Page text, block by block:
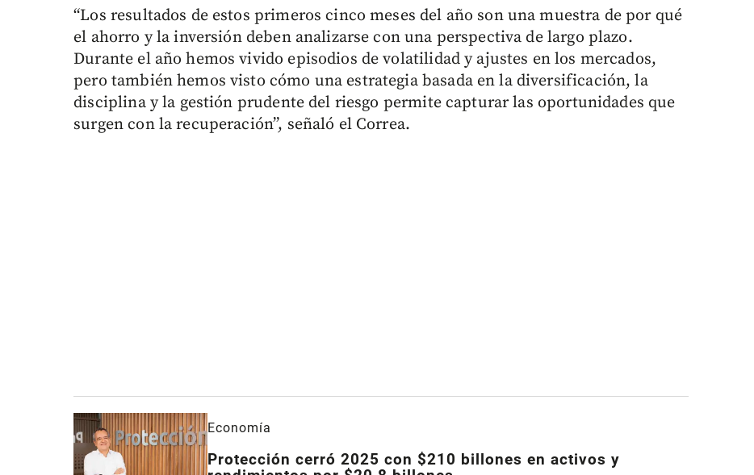
“Los resultados de estos primeros cinco meses del año son una muestra de por qué
el ahorro y la inversión deben analizarse con una perspectiva de largo plazo.
Durante el año hemos vivido episodios de volatilidad y ajustes en los mercados,
pero también hemos visto cómo una estrategia basada en la diversificación, la
disciplina y la gestión prudente del riesgo permite capturar las oportunidades que
surgen con la recuperación”, señaló el Correa.
Economía
Protección cerró 2025 con $210 billones en activos y